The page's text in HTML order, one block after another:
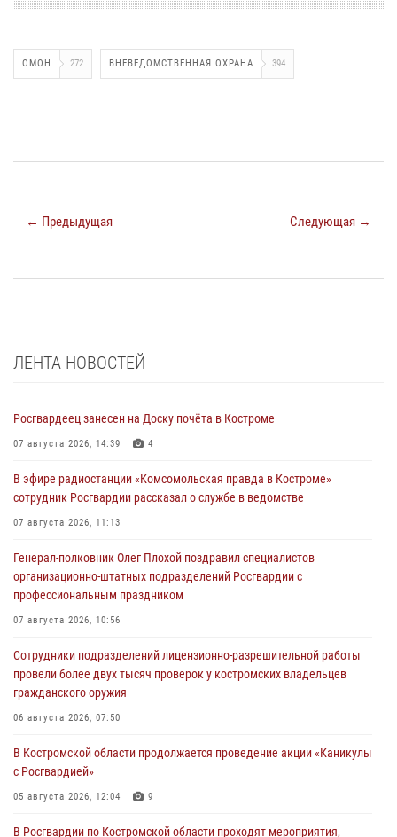
ОМОН 272 ВНЕВЕДОМСТВЕННАЯ ОХРАНА 394
← Предыдущая Следующая →
ЛЕНТА НОВОСТЕЙ
Росгвардеец занесен на Доску почёта в Костроме
07 августа 2026, 14:39 4
В эфире радиостанции «Комсомольская правда в Костроме»
сотрудник Росгвардии рассказал о службе в ведомстве
07 августа 2026, 11:13
Генерал-полковник Олег Плохой поздравил специалистов
организационно-штатных подразделений Росгвардии с
профессиональным праздником
07 августа 2026, 10:56
Сотрудники подразделений лицензионно-разрешительной работы
провели более двух тысяч проверок у костромских владельцев
гражданского оружия
06 августа 2026, 07:50
В Костромской области продолжается проведение акции «Каникулы
с Росгвардией»
05 августа 2026, 12:04 9
В Росгвардии по Костромской области проходят мероприятия,